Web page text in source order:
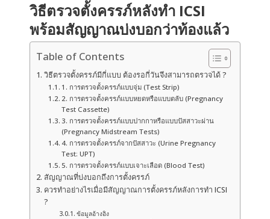
วิธีตรวจตั้งครรภ์หลังทำ ICSI
พร้อมสัญญาณบ่งบอกว่าท้องแล้ว
Table of Contents
วิธีตรวจตั้งครรภ์มีกี่แบบ ต้องรอกี่วันจึงสามารถตรวจได้ ?
1. การตรวจตั้งครรภ์แบบจุ่ม (Test Strip)
2. การตรวจตั้งครรภ์แบบหยดหรือแบบตลับ (Pregnancy
Test Cassette)
3. การตรวจตั้งครรภ์แบบปากกาหรือแบบปัสสาวะผ่าน
(Pregnancy Midstream Tests)
4. การตรวจตั้งครรภ์จากปัสสาวะ (Urine Pregnancy
Test: UPT)
5. การตรวจตั้งครรภ์แบบเจาะเลือด (Blood Test)
สัญญาณที่บ่งบอกถึงการตั้งครรภ์
ควรทำอย่างไรเมื่อมีสัญญาณการตั้งครรภ์หลังการทำ ICSI
?
ข้อมูลอ้างอิง